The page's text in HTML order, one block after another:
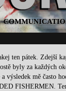
ten pátek. Zdejší
byly za každých
výsledek mě často
FISHERMEN.